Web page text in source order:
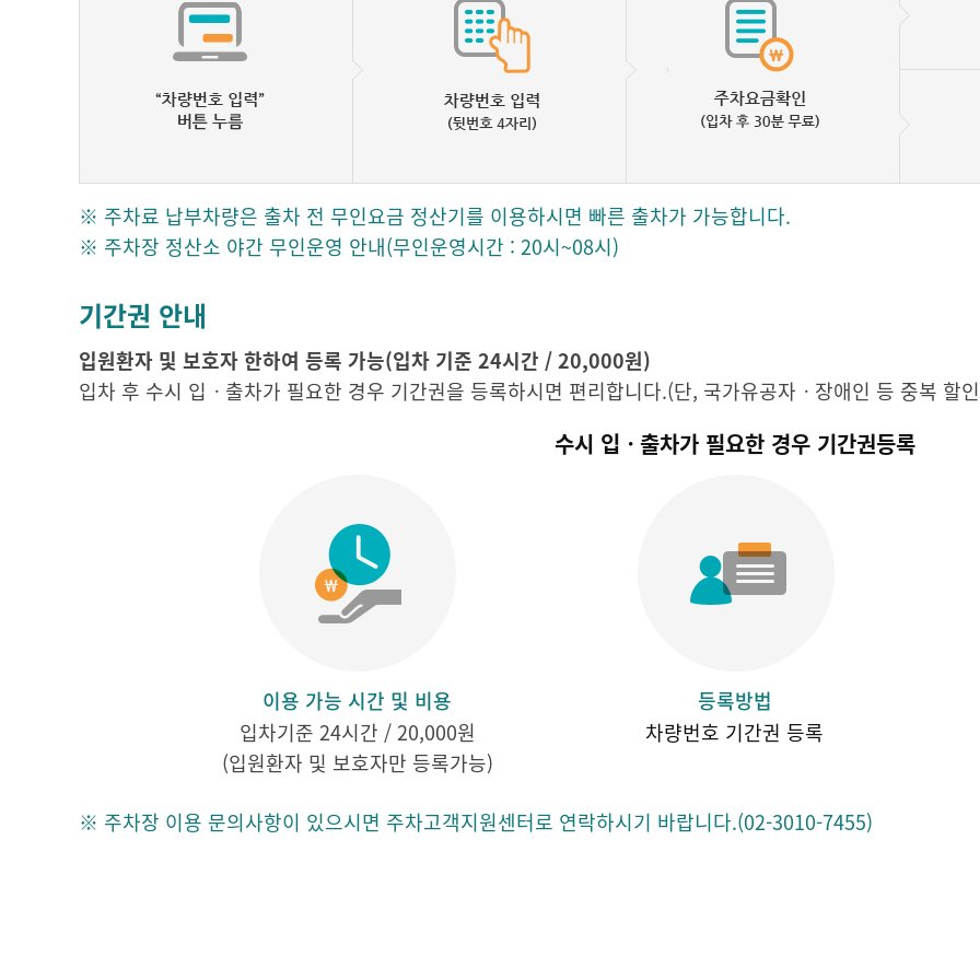
※ 주차료 납부차량은 출차 전 무인요금 정산기를 이용하시면 빠른 출차가 가능합니다.
※ 주차장 정산소 야간 무인운영 안내(무인운영시간 : 20시~08시)
기간권 안내
입원환자 및 보호자 한하여 등록 가능(입차 기준 24시간 / 20,000원)
입차 후 수시 입ㆍ출차가 필요한 경우 기간권을 등록하시면 편리합니다.(단, 국가유공자ㆍ장애인 등 중복 할
수시 입ㆍ출차가 필요한 경우 기간권등록
이용 가능 시간 및 비용
입차기준 24시간 / 20,000원
(입원환자 및 보호자만 등록가능)
등록방법
차량번호 기간권 등록
※ 주차장 이용 문의사항이 있으시면 주차고객지원센터로 연락하시기 바랍니다.(02-3010-7455)